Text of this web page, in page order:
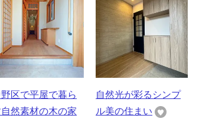
区で平屋で暮ら
然素材の木の家
自然光が彩るシンプ
ル美の住まい